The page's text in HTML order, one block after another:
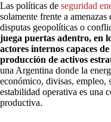
Las políticas de seguridad
solamente frente a
disputas geopolíticas o
juega puertas adentro, en
actores internos capaces
producción de activos
una Argentina donde la
económico, divisas, empleo,
estabilidad operativa es una
productiva.